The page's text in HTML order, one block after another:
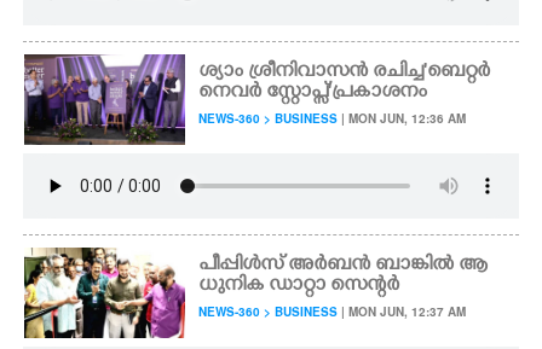
ശ്യാം ശ്രീനിവാസൻ രചിച്ച 'ബെറ്റർ
നെവർ സ്റ്റോപ്സ്' പ്രകാശനം
NEWS-360 > BUSINESS | MON JUN, 12:36 AM
പീപ്പിൾസ് അർബൻ ബാങ്കിൽ ആ
ധുനിക ഡാറ്റാ സെന്റർ
NEWS-360 > BUSINESS | MON JUN, 12:37 AM